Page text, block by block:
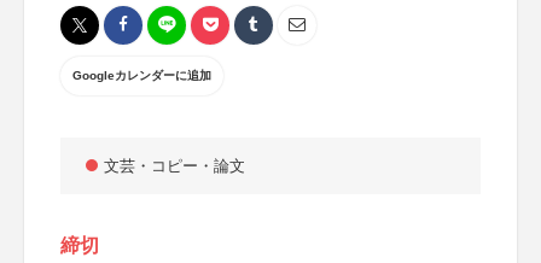
Googleカレンダーに追加
文芸・コピー・論文
締切